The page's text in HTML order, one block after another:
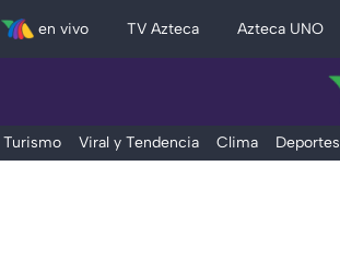
en vivo TV Azteca Azteca UNO
Turismo Viral y Tendencia Clima Deportes